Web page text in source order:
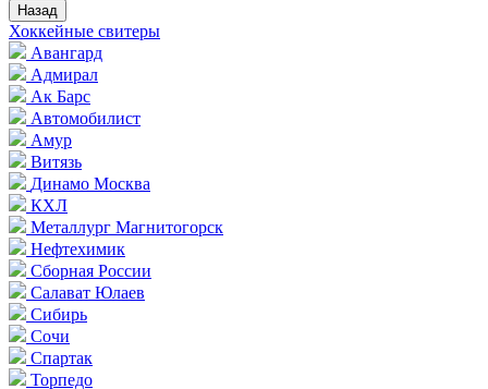
Назад
Хоккейные свитеры
Авангард
Адмирал
Ак Барс
Автомобилист
Амур
Витязь
Динамо Москва
КХЛ
Металлург Магнитогорск
Нефтехимик
Сборная России
Салават Юлаев
Сибирь
Сочи
Спартак
Торпедо